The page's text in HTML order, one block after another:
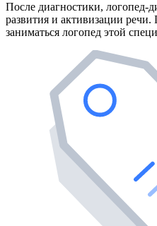
После диагностики, логопед-
развития и активизации
заниматься логопед этой